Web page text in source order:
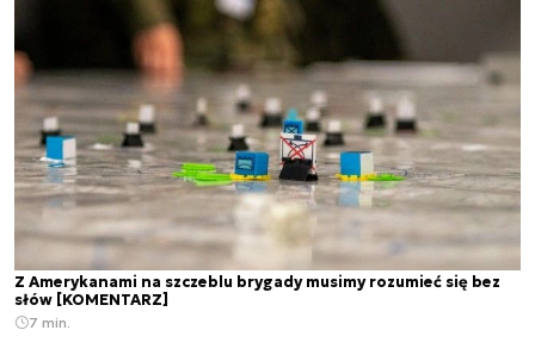
Z Amerykanami na szczeblu brygady musimy rozumieć się bez
słów [KOMENTARZ]
7 min.